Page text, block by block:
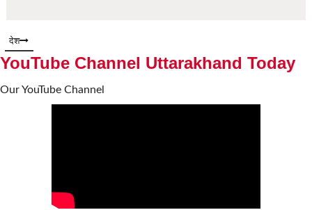
देश
YouTube Channel Uttarakhand Today
Our YouTube Channel